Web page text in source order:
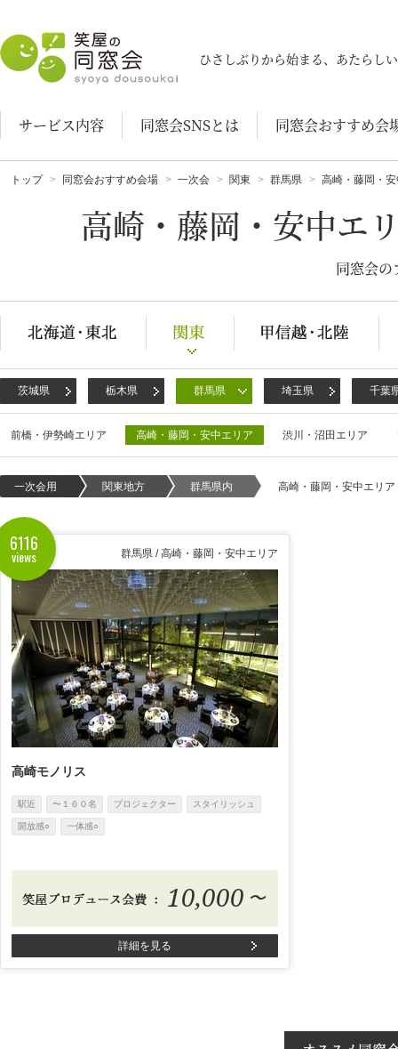
笑屋の同窓会
ひさしぶりから始まる、あたらし
サービス内容 同窓会SNSとは 同窓会おすすめ会
トップ 同窓会おすすめ会場 一次会 関東 群馬県 高崎・藤岡・
高崎・藤岡・安中エ
同窓会の
茨城県 栃木県 群馬県 埼玉県 千葉
前橋・伊勢崎エリア 高崎・藤岡・安中エリア 渋川・沼田エリア
一次会用 関東地方 群馬県内 高崎・藤岡・安中エリア
群馬県 / 高崎・藤岡・安中エリア
高崎モノリス
駅近 〜１６０名 プロジェクター スタイリッシュ
開放感○ 一体感○
10,000 〜
6116
views
詳細を見る